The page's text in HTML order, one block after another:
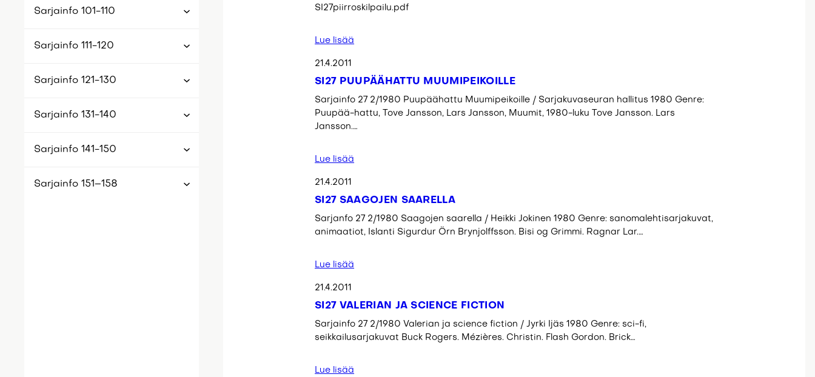
Sarjainfo 101-110
Sarjainfo 111-120
Sarjainfo 121-130
Sarjainfo 131-140
Sarjainfo 141-150
Sarjainfo 151–158
SI27piirroskilpailu.pdf
Lue lisää
21.4.2011
SI27 PUUPÄÄHATTU MUUMIPEIKOILLE
Sarjainfo 27 2/1980 Puupäähattu Muumipeikoille / Sarjakuvaseuran hallitus 1980 Genre:
Puupää-hattu, Tove Jansson, Lars Jansson, Muumit, 1980-luku Tove Jansson. Lars
Jansson.…
Lue lisää
21.4.2011
SI27 SAAGOJEN SAARELLA
Sarjanfo 27 2/1980 Saagojen saarella / Heikki Jokinen 1980 Genre: sanomalehtisarjakuvat,
animaatiot, Islanti Sigurdur Örn Brynjolffsson. Bisi og Grimmi. Ragnar Lar.…
Lue lisää
21.4.2011
SI27 VALERIAN JA SCIENCE FICTION
Sarjainfo 27 2/1980 Valerian ja science fiction / Jyrki Ijäs 1980 Genre: sci-fi,
seikkailusarjakuvat Buck Rogers. Mézières. Christin. Flash Gordon. Brick…
Lue lisää